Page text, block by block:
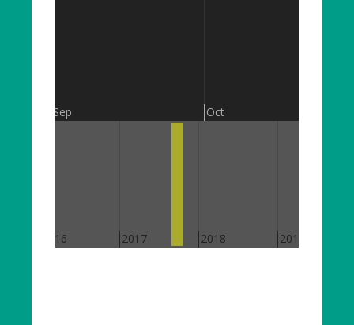
Sep Oct
2016 2017 2018 2019